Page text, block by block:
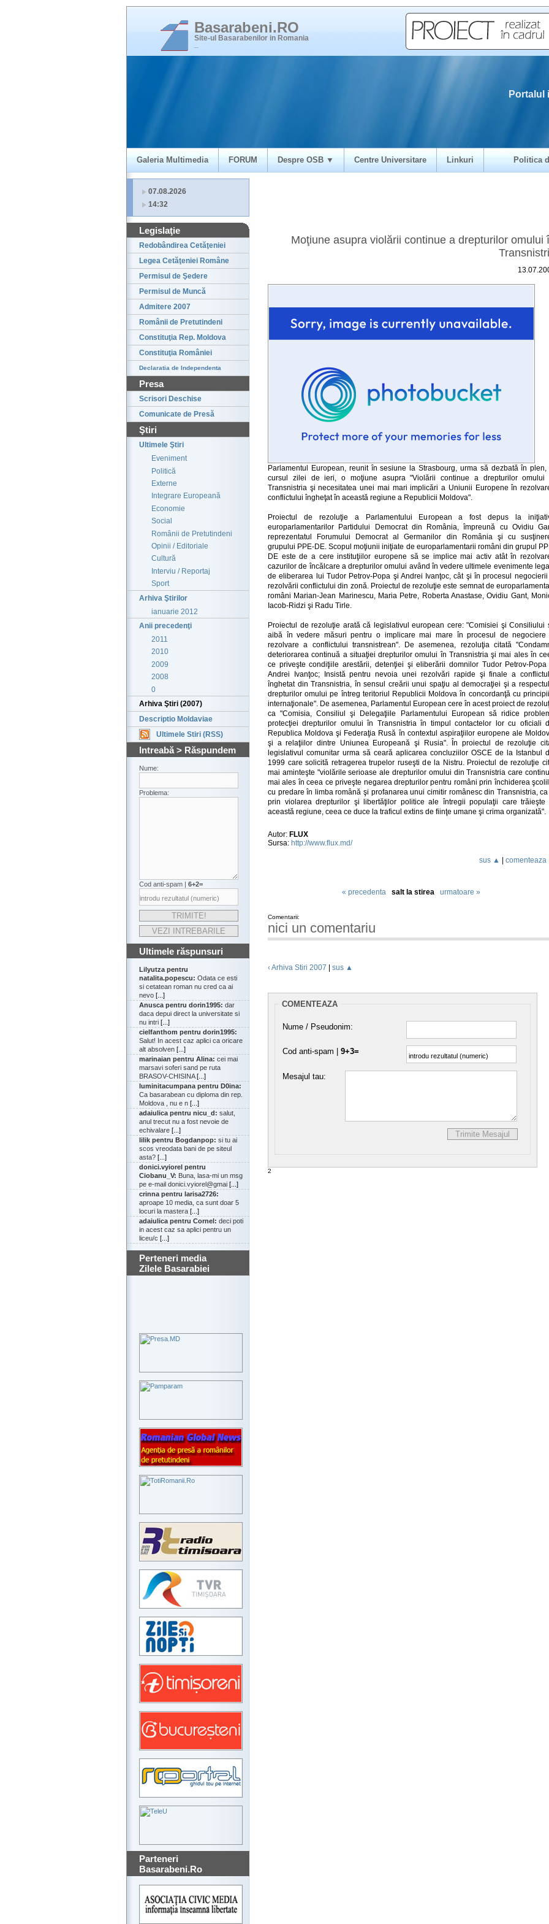
Basarabeni.RO
Site-ul Basarabenilor in Romania
Portalul
Galeria Multimedia FORUM Despre OSB ▼ Centre Universitare Linkuri Politica
07.08.2026
14:32
Legislaţie
Redobândirea Cetăţeniei
Legea Cetăţeniei Române
Permisul de Şedere
Permisul de Muncă
Admitere 2007
Românii de Pretutindeni
Constituţia Rep. Moldova
Constituţia României
Declaratia de Independenta
Presa
Scrisori Deschise
Comunicate de Presă
Ştiri
Ultimele Ştiri
Eveniment
Politică
Externe
Integrare Europeană
Economie
Social
Românii de Pretutindeni
Opinii / Editoriale
Cultură
Interviu / Reportaj
Sport
Arhiva Ştirilor
ianuarie 2012
Anii precedenţi
2011
2010
2009
2008
0
Arhiva Ştiri (2007)
Descriptio Moldaviae
Ultimele Stiri (RSS)
Intreabă > Răspundem
Nume:
Problema:
Cod anti-spam | 6+2=
Ultimele răspunsuri
Lilyutza pentru
natalita.popescu: Odata ce esti
si cetatean roman nu cred ca ai
nevo [...]
Anusca pentru dorin1995: dar
daca depui direct la universitate si
nu intri [...]
cielfanthom pentru dorin1995:
Salut! In acest caz aplici ca oricare
alt absolven [...]
marinaian pentru Alina: cei mai
marsavi soferi sand pe ruta
BRASOV-CHISINA[...]
luminitacumpana pentru D0ina:
Ca basarabean cu diploma din rep.
Moldova , nu e n [...]
adaiulica pentru nicu_d: salut,
anul trecut nu a fost nevoie de
echivalare [...]
lilik pentru Bogdanpop: si tu ai
scos vreodata bani de pe siteul
asta? [...]
donici.vyiorel pentru
Ciobanu_V: Buna, lasa-mi un msg
pe e-mail donici.vyiorel@gmai [...]
crinna pentru larisa2726:
aproape 10 media, ca sunt doar 5
locuri la mastera [...]
adaiulica pentru Cornel: deci poti
in acest caz sa aplici pentru un
liceu/c [...]
Perteneri media
Zilele Basarabiei
Parteneri
Basarabeni.Ro
Moţiune asupra violării continue a drepturilor omului
Parlamentul European, reunit în sesiune la Strasbourg, urma să dezbată în plen,
cursul zilei de ieri, o moţiune asupra "Violării continue a drepturilor omului
Transnistria şi necesitatea unei mai mari implicări a Uniunii Europene în
conflictului îngheţat în această regiune a Republicii Moldova".
Proiectul de rezoluţie a Parlamentului European a fost depus la
europarlamentarilor Partidului Democrat din România, împreună cu Ovidiu
reprezentatul Forumului Democrat al Germanilor din România şi cu
grupului PPE-DE. Scopul moţiunii iniţiate de europarlamentarii români din grupul
DE este de a cere instituţiilor europene să se implice mai activ atât în
cazurilor de încălcare a drepturilor omului având în vedere ultimele evenimente
de eliberarea lui Tudor Petrov-Popa şi Andrei Ivanţoc, cât şi în procesul
rezolvării conflictului din zonă. Proiectul de rezoluţie este semnat de
români Marian-Jean Marinescu, Maria Petre, Roberta Anastase, Ovidiu Gant,
Iacob-Ridzi şi Radu Tirle.
Proiectul de rezoluţie arată că legislativul european cere: "Comisiei şi Consiliului
aibă în vedere măsuri pentru o implicare mai mare în procesul de negociere
rezolvare a conflictului transnistrean". De asemenea, rezoluţia citată
deteriorarea continuă a situaţiei drepturilor omului în Transnistria şi mai ales în
ce priveşte condiţiile arestării, detenţiei şi eliberării domnilor Tudor Petrov-Popa
Andrei Ivanţoc; Insistă pentru nevoia unei rezolvări rapide şi finale a
înghetat din Transnistria, în sensul creării unui spaţiu al democraţiei şi a
drepturilor omului pe întreg teritoriul Republicii Moldova în concordanţă cu
internaţionale". De asemenea, Parlamentul European cere în acest proiect de
ca "Comisia, Consiliul şi Delegaţiile Parlamentului European să ridice
protecţiei drepturilor omului în Transnistria în timpul contactelor lor cu oficiali
Republica Moldova şi Federaţia Rusă în contextul aspiraţiilor europene ale
şi a relaţiilor dintre Uniunea Europeană şi Rusia". În proiectul de rezoluţie
legislativul comunitar urma să ceară aplicarea concluziilor OSCE de la Istanbul
1999 care solicită retragerea trupelor ruseşti de la Nistru. Proiectul de rezoluţie
mai aminteşte "violările serioase ale drepturilor omului din Transnistria care
mai ales în ceea ce priveşte negarea drepturilor pentru români prin închiderea
cu predare în limba română şi profanarea unui cimitir românesc din Transnistria,
prin violarea drepturilor şi libertăţilor politice ale întregii populaţii care trăieşte
această regiune, ceea ce duce la traficul extins de fiinţe umane şi crima organizată".
Autor: FLUX
Sursa: http://www.flux.md/
sus ▲
« precedenta salt la stirea urmatoare »
Comentarii:
nici un comentariu
‹ Arhiva Stiri 2007 sus ▲
COMENTEAZA
Nume / Pseudonim:
Cod anti-spam | 9+3=
Mesajul tau:
2